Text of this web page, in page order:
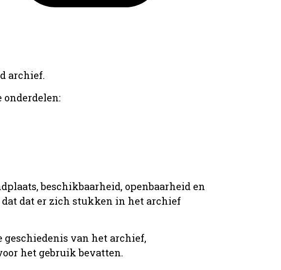
archief.
onderdelen:
beschikbaarheid, openbaarheid en
dat dat er zich stukken in het archief
van het archief,
het gebruik bevatten.